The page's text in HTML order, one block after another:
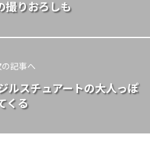
りおろしも
の記事へ
ルスチュアートの大人っぽ
くる